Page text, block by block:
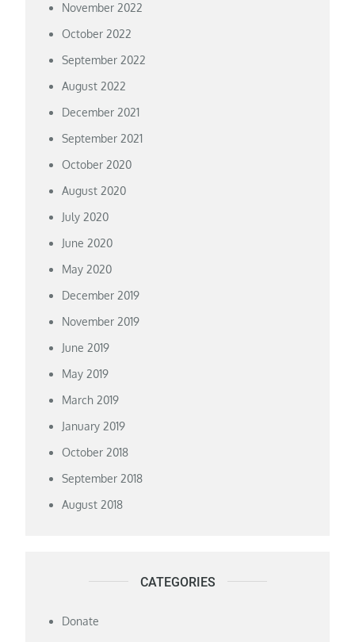
November 2022
October 2022
September 2022
August 2022
December 2021
September 2021
October 2020
August 2020
July 2020
June 2020
May 2020
December 2019
November 2019
June 2019
May 2019
March 2019
January 2019
October 2018
September 2018
August 2018
CATEGORIES
Donate